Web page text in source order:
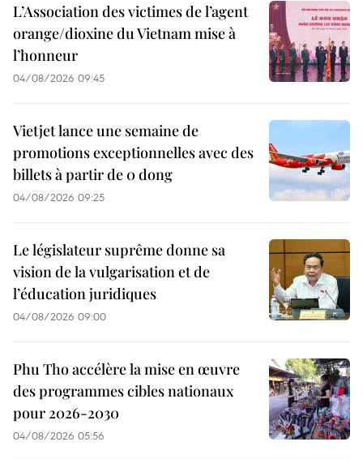
L’Association des victimes de l’agent
orange/dioxine du Vietnam mise à
l’honneur
04/08/2026 09:45
Vietjet lance une semaine de
promotions exceptionnelles avec des
billets à partir de 0 dong
04/08/2026 09:25
Le législateur suprême donne sa
vision de la vulgarisation et de
l’éducation juridiques
04/08/2026 09:00
Phu Tho accélère la mise en œuvre
des programmes cibles nationaux
pour 2026-2030
04/08/2026 05:56